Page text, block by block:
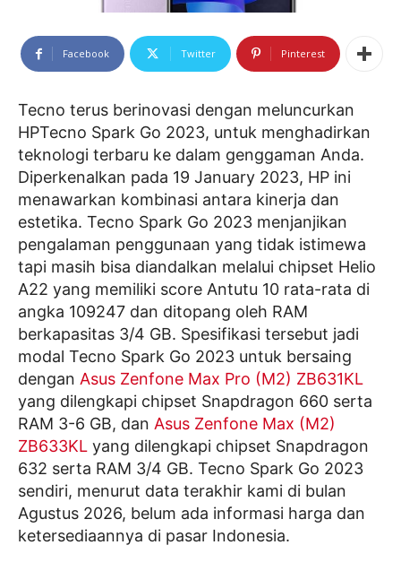
Facebook Twitter Pinterest
Tecno terus berinovasi dengan meluncurkan
HPTecno Spark Go 2023, untuk menghadirkan
teknologi terbaru ke dalam genggaman Anda.
Diperkenalkan pada 19 January 2023, HP ini
menawarkan kombinasi antara kinerja dan
estetika. Tecno Spark Go 2023 menjanjikan
pengalaman penggunaan yang tidak istimewa
tapi masih bisa diandalkan melalui chipset Helio
A22 yang memiliki score Antutu 10 rata-rata di
angka 109247 dan ditopang oleh RAM
berkapasitas 3/4 GB. Spesifikasi tersebut jadi
modal Tecno Spark Go 2023 untuk bersaing
dengan Asus Zenfone Max Pro (M2) ZB631KL
yang dilengkapi chipset Snapdragon 660 serta
RAM 3-6 GB, dan Asus Zenfone Max (M2)
ZB633KL yang dilengkapi chipset Snapdragon
632 serta RAM 3/4 GB. Tecno Spark Go 2023
sendiri, menurut data terakhir kami di bulan
Agustus 2026, belum ada informasi harga dan
ketersediaannya di pasar Indonesia.